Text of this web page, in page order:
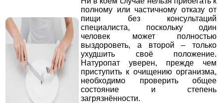
полному или частичному отказу от
пищи без консультаций
специалиста, поскольку один
человек может полностью
выздороветь, а второй – только
ухудшить своё положение.
Натуропат уверен, прежде чем
приступить к очищению организма,
необходимо проверить общее
состояние и степень
загрязнённости.